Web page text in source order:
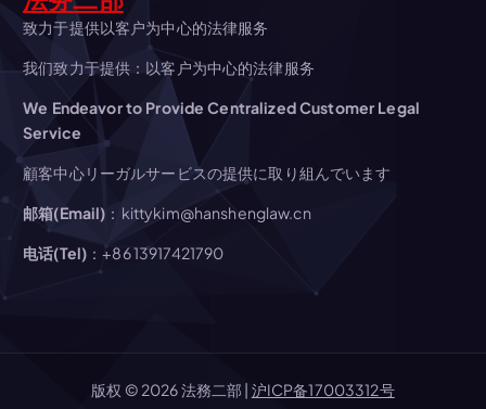
ン
致力于提供以客户为中心的法律服务
我们致力于提供：以客户为中心的法律服务
We Endeavor to Provide Centralized Customer Legal
Service
顧客中心リーガルサービスの提供に取り組んでいます
邮箱(Email) ：kittykim@hanshenglaw.cn
电话(Tel) ：+86 13917421790
版权 © 2026 法務二部 | 沪ICP备17003312号